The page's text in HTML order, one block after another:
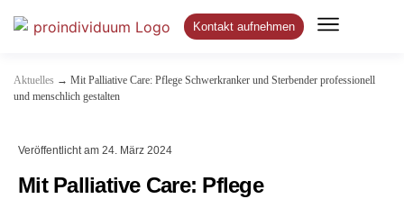
Aktuelles → Mit Palliative Care: Pflege Schwerkranker und Sterbender professionell
und menschlich gestalten
Kontakt aufnehmen
Veröffentlicht am 24. März 2024
Mit Palliative Care: Pflege